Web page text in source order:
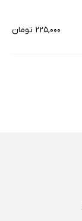
۲۲۵,۰۰۰ تومان